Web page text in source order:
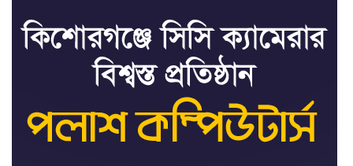
৮
৪ মন্ত্রণালয়ে নতুন সচিব নিয়োগ,
২ জনের পদোন্নতি
৯
শেখ হাসিনার সঙ্গে পালানোর
ফ্লাইট কীভাবে মিস করেছিলেন
সালমান এফ রহমান